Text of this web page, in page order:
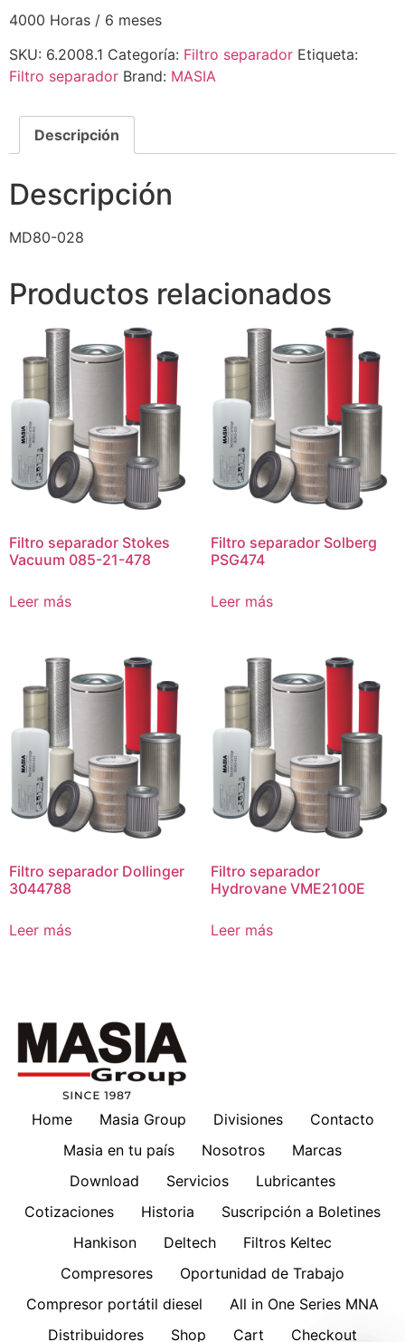
4000 Horas / 6 meses
SKU: 6.2008.1 Categoría: Filtro separador Etiqueta:
Filtro separador Brand: MASIA
Descripción
Descripción
MD80-028
Productos relacionados
Filtro separador Stokes
Vacuum 085-21-478
Leer más
Filtro separador Solberg
PSG474
Leer más
Filtro separador Dollinger
3044788
Leer más
Filtro separador
Hydrovane VME2100E
Leer más
Home Masia Group Divisiones
Contacto
Masia en tu país
Nosotros
Marcas
Download
Servicios
Lubricantes
Cotizaciones
Historia
Suscripción a Boletines
Hankison
Deltech
Filtros Keltec
Compresores
Oportunidad de Trabajo
Compresor portátil diesel
All in One Series MNA
Distribuidores
Shop Cart Checkout